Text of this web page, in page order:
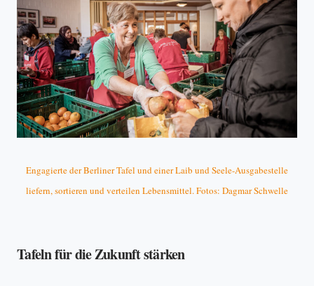
Engagierte der Berliner Tafel und einer Laib und Seele-Ausgabestelle
liefern, sortieren und verteilen Lebensmittel. Fotos: Dagmar Schwelle
Tafeln für die Zukunft stärken